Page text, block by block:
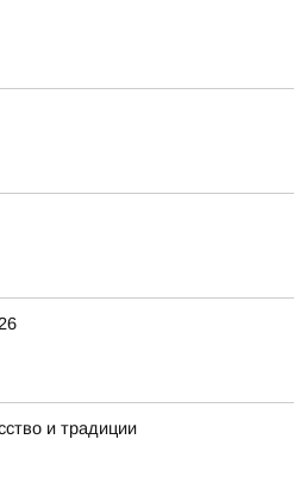
и традиции